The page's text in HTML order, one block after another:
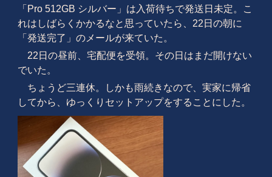
「Pro 512GB シルバー」は入荷待ちで発送日未定。こ
れはしばらくかかるなと思っていたら、22日の朝に
「発送完了」のメールが来ていた。
22日の昼前、宅配便を受領。その日はまだ開けない
でいた。
ちょうど三連休。しかも雨続きなので、実家に帰省
してから、ゆっくりセットアップをすることにした。